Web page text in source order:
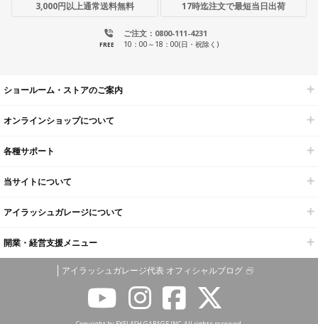
3,000円以上通常送料無料 17時迄注文で最短当日出荷
ご注文：0800-111-4231
FREE 10：00～18：00(日・祝除く)
ショールーム・ストアのご案内
オンラインショップについて
各種サポート
当サイトについて
アイラッシュガレージについて
開業・経営支援メニュー
アイラッシュガレージ代表 オフィシャルブログ